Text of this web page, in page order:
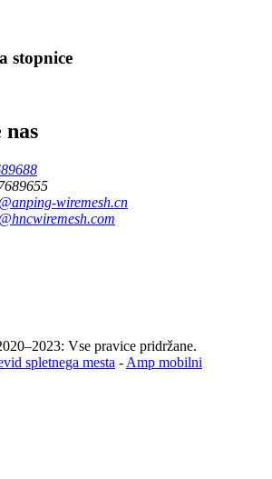
stopnice
wiremesh.cn
Vse pravice pridržane.
spletnega mesta - Amp mobilni